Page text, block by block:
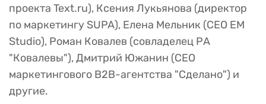
проекта Text.ru), Ксения Лукьянова (директор
по маркетингу SUPA), Елена Мельник (CEO EM
Studio), Роман Ковалев (совладелец РА
"Ковалевы"), Дмитрий Южанин (CEO
маркетингового B2B-агентства "Сделано") и
другие.